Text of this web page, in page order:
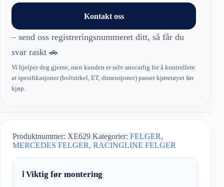
Kontakt oss
– send oss registreringsnummeret ditt, så får du
svar raskt 🚗
Vi hjelper deg gjerne, men kunden er selv ansvarlig for å kontrollere
at spesifikasjoner (boltsirkel, ET, dimensjoner) passer kjøretøyet før
kjøp.
Produktnummer: XE629 Kategorier: FELGER,
MERCEDES FELGER, RACINGLINE FELGER
ℹ️ Viktig før montering